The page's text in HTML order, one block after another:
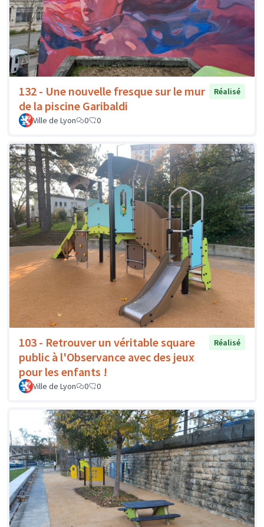
132 - Une nouvelle fresque sur le mur
de la piscine Garibaldi
Réalisé
Ville de Lyon 0 0
103 - Retrouver un véritable square
public à l'Observance avec des jeux
pour les enfants !
Réalisé
Ville de Lyon 0 0